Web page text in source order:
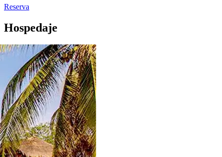
Reserva
Hospedaje